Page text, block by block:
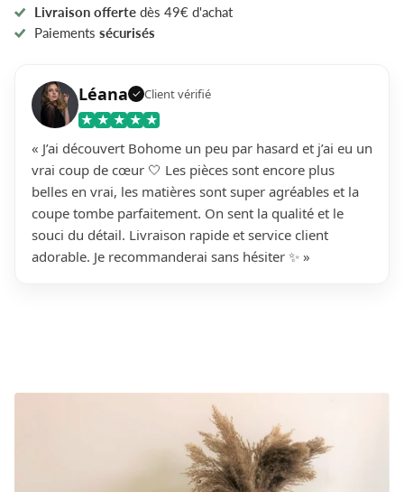
Livraison offertedès 49€ d'achat
Paiements sécurisés
Léana ✓ Client vérifié
★ ★ ★ ★ ★
« J’ai découvert Bohome un peu par hasard et j’ai eu un
vrai coup de cœur 🤍 Les pièces sont encore plus
belles en vrai, les matières sont super agréables et la
coupe tombe parfaitement. On sent la qualité et le
souci du détail. Livraison rapide et service client
adorable. Je recommanderai sans hésiter ✨ »